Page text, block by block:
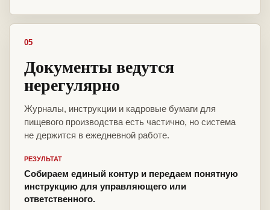
05
Документы ведутся
нерегулярно
Журналы, инструкции и кадровые бумаги для
пищевого производства есть частично, но система
не держится в ежедневной работе.
РЕЗУЛЬТАТ
Собираем единый контур и передаем понятную
инструкцию для управляющего или
ответственного.